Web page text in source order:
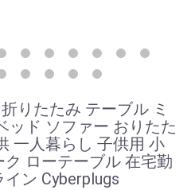
りたたみ テーブル ミ
ッド ソファー おりたた
一人暮らし 子供用 小
ローテーブル 在宅勤
ン Cyberplugs